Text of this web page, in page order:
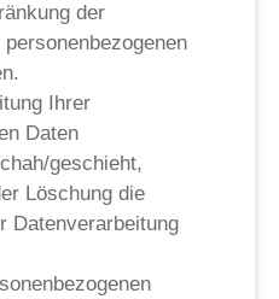
der
Ihrer
Daten
geschieht,
Löschung die
Datenverarbeitung